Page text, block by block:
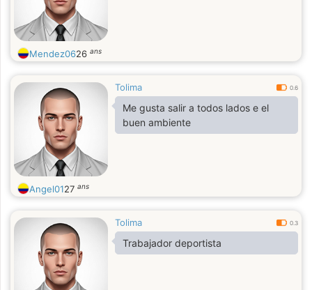
Mendez0626 ans
Tolima 0.6
Me gusta salir a todos lados e el
buen ambiente
Angel0127 ans
Tolima 0.3
Trabajador deportista